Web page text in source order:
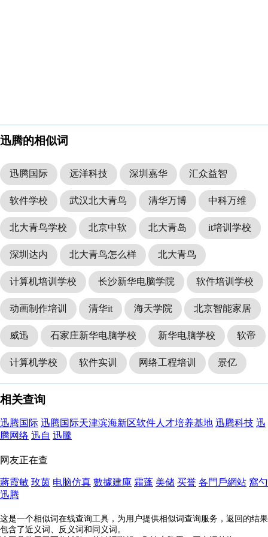
迅腾的相似词
迅腾国际 远洋科技 深圳嘉华 汇众益智
软件学校 武汉北大青鸟 清华万博 中科万维
北大青鸟学校 北京中软 北大青岛 it培训学校
深圳达内 北大青鸟怎么样 北大青鸟
计算机培训学校 长沙新华电脑学院 软件培训学校
动画制作培训 清华it 海天学院 北京智能家居
威迅 石家庄新华电脑学校 新华电脑学校 软帝
计算机学校 软件实训 网络工程培训 景亿
相关查询
迅腾国际 迅腾国际天津滨海新区软件人才培养基地 迅腾科技 迅
腾网络 迅自 迅騰
网友正在查
蔣霞敏 玫茵 电脑仿真 數據建庫 霜蓬 美储 买誉 各門戶網站 窩勺
迅腾
这是一个相似词在线查询工具，为用户提供相似词查询服务，返回的结果
包含了近义词、反义词和同义词。